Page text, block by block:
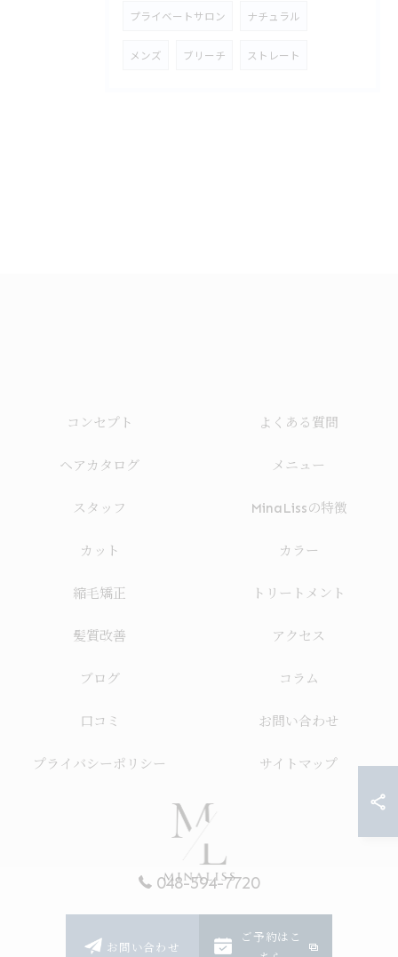
プライベートサロン ナチュラル
メンズ ブリーチ ストレート
048-594-7720
お問い合わせ
ご予約はこ
コンセプト よくある質問
ヘアカタログ メニュー
スタッフ MinaLissの特徴
カット カラー
縮毛矯正 トリートメント
髪質改善 アクセス
ブログ コラム
口コミ お問い合わせ
プライバシーポリシー サイトマップ
© 2026 埼玉の美容室ならMinaLiss ALL RIGHTS RESERVED.